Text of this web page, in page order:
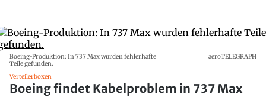
Boeing-Produktion: In 737 Max wurden fehlerhafte
Teile gefunden.
aeroTELEGRAPH
Verteilerboxen
Boeing findet Kabelproblem in 737 Max